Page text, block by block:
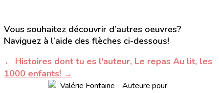
Vous souhaitez découvrir d’autres oeuvres?
Naviguez à l’aide des flèches ci-dessous!
← Histoires dont tu es l'auteur, Le repas Au lit, les
1000 enfants! →